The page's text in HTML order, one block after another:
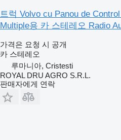
트럭 Volvo cu Panou de
Multiple용 카 스테레오 Radio
가격은 요청 시 공개
카 스테레오
루마니아, Cristesti
ROYAL DRU AGRO S.R.L.
판매자에게 연락